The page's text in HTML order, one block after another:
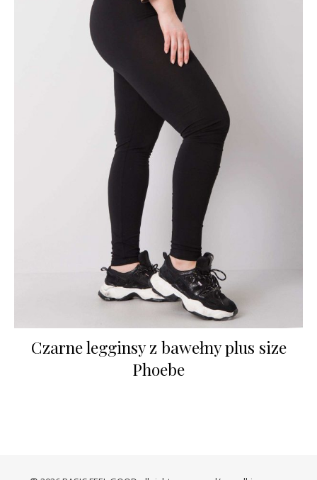
Czarne legginsy z bawełny plus size
Phoebe